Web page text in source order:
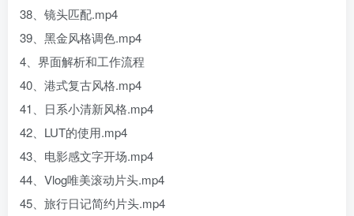
38、镜头匹配.mp4
39、黑金风格调色.mp4
4、界面解析和工作流程
40、港式复古风格.mp4
41、日系小清新风格.mp4
42、LUT的使用.mp4
43、电影感文字开场.mp4
44、Vlog唯美滚动片头.mp4
45、旅行日记简约片头.mp4